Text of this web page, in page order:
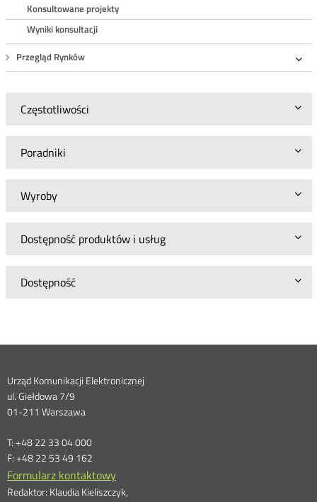
Konsultowane projekty
Wyniki konsultacji
Przegląd Rynków
Częstotliwości
Poradniki
Wyroby
Dostępność produktów i usług
Dostępność
Dane
kontaktowe
Urząd Komunikacji Elektronicznej
ul. Giełdowa 7/9
01-211 Warszawa
T: +48 22 33 04 000
F: +48 22 53 49 162
Formularz kontaktowy
Redaktor: Klaudia Kieliszczyk,